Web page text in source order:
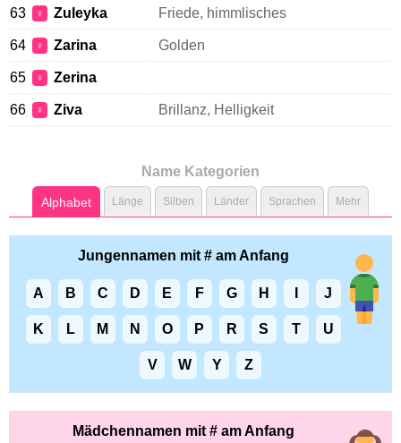
63 ♀ Zuleyka Friede, himmlisches
64 ♀ Zarina Golden
65 ♀ Zerina
66 ♀ Ziva Brillanz, Helligkeit
Name Kategorien
Alphabet Länge Silben Länder Sprachen Mehr
Jungennamen mit # am Anfang
A B C D E F G H J
K L M N O P R S T U
V W Y Z
Mädchennamen mit # am Anfang